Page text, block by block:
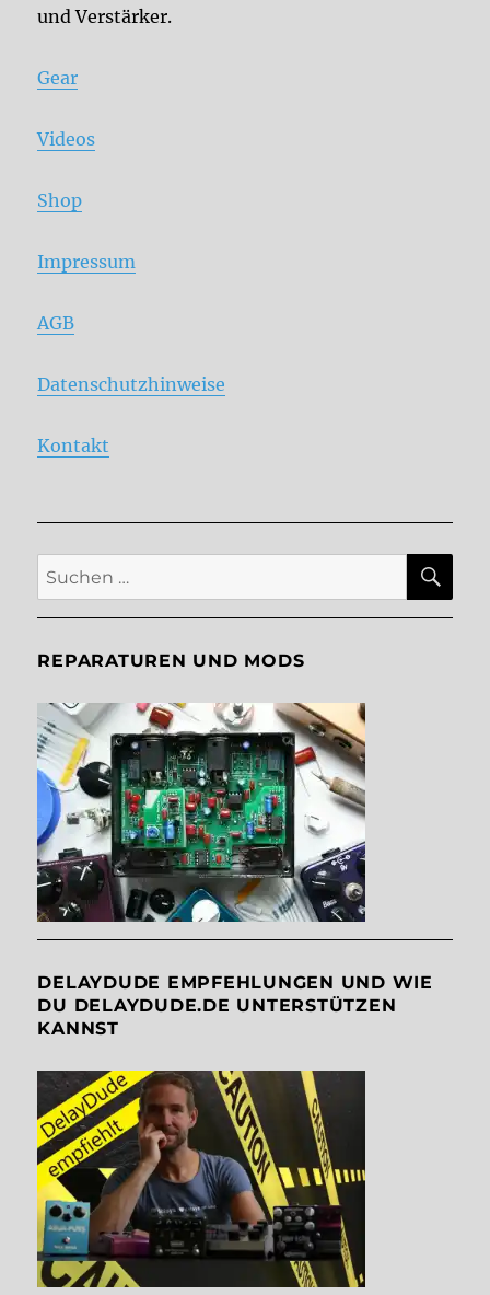
und Verstärker.
Gear
Videos
Shop
Impressum
AGB
Datenschutzhinweise
Kontakt
Suche
nach:
REPARATUREN UND MODS
DELAYDUDE EMPFEHLUNGEN UND WIE
DU DELAYDUDE.DE UNTERSTÜTZEN
KANNST